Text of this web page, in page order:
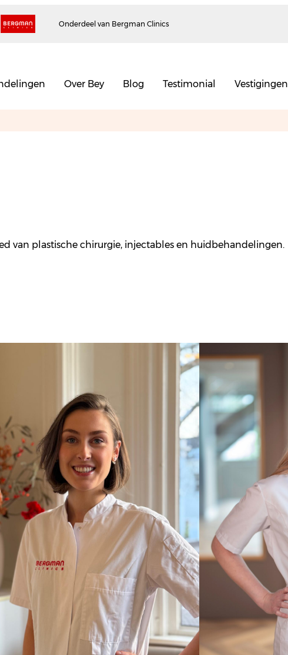
Onderdeel van Bergman Clinics
Over Bey Blog Testimonial Vestigingen
van plastische chirurgie, injectables en huidbehandelingen.